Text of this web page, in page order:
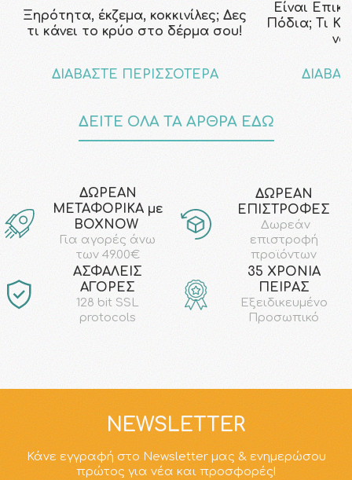
Ξηρότητα, έκζεμα, κοκκινίλες; Δες
τι κάνει το κρύο στο δέρμα σου!
ΔΙΑΒΑΣΤΕ ΠΕΡΙΣΣΟΤΕΡΑ
Είναι
Πόδια; Τι
να
ΔΕΙΤΕ ΟΛΑ ΤΑ ΑΡΘΡΑ ΕΔΩ
ΔΩΡΕΑΝ
ΜΕΤΑΦΟΡΙΚΑ με
ΒΟΧΝΟW
Για αγορές άνω
των 49.00€
ΔΩΡΕΑΝ
ΕΠΙΣΤΡΟΦΕΣ
Δωρεάν
επιστροφή
προϊόντων
AΣΦΑΛΕΙΣ
ΑΓΟΡΕΣ
128 bit SSL
protocols
35 ΧΡΟΝΙΑ
ΠΕΙΡΑΣ
Εξειδικευμένο
Προσωπικό
NEWSLETTER
Κάνε εγγραφή στο Newsletter μας & ενημερώσου
πρώτος για νέα και προσφορές!